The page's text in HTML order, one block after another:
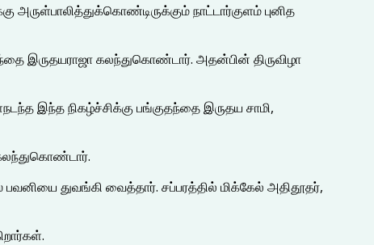
அருள்பாலித்துக்கொண்டிருக்கும் நாட்டார்குளம் புனித
இருதயராஜா கலந்துகொண்டார். அதன்பின் திருவிழா
இந்த நிகழ்ச்சிக்கு பங்குதந்தை இருதய சாமி,
துவங்கி வைத்தார். சப்பரத்தில் மிக்கேல் அதிதூதர்,